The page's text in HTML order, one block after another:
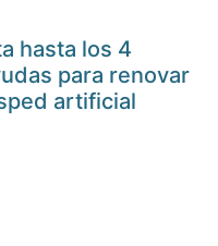
hasta los 4
para renovar
artificial